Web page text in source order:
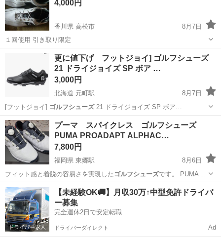
4,000円
香川県 高松市
8月7日
１回使用 引き取り限定
高松市 靴 ゴルフシューズ
更に値下げ フットジョイ] ゴルフシューズ
21 ドライジョイズ SP ボア …
3,000円
北海道 元町駅
8月7日
[フットジョイ] ゴルフシューズ21 ドライジョイズ SP ボア…
北海道 札幌市 フィットネス、トレーニング
フットジョイ
プーマ スパイクレス ゴルフシューズ
PUMA PROADAPT ALPHAC…
7,800円
福岡県 東郷駅
8月6日
フィット感と着脱の容易さを実現した ゴルフシューズです。 PUMA
PROAD…
福岡 宗像市 東郷駅 ゴルフ
【未経験OK🚚】月収30万↑中型免許ドライバ
ー募集
完全週休2日で安定転職
ドライバーダイレクト Ad